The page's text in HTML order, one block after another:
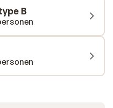
Internationale
en heerlijke
geserveerd. Na het
B